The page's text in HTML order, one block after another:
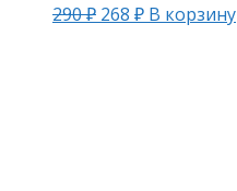
290₽ 268 ₽ В корзину